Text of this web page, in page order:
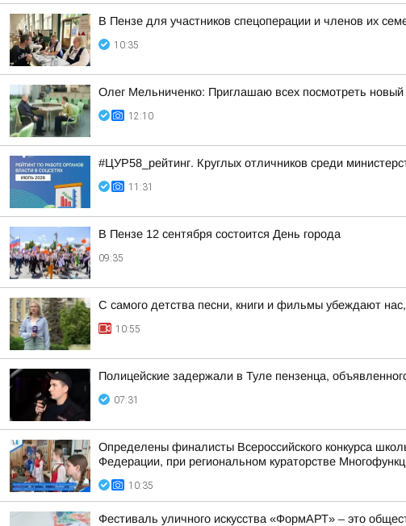
В Пензе для участников спецоперации и членов их
10:35
Олег Мельниченко: Приглашаю всех посмотреть
12:10
#ЦУР58_рейтинг. Круглых отличников среди
11:31
В Пензе 12 сентября состоится День города
09:35
С самого детства песни, книги и фильмы убеждают
10:55
Полицейские задержали в Туле пензенца,
07:31
Определены финалисты Всероссийского конкурса
Федерации, при региональном кураторстве
10:35
Фестиваль уличного искусства «ФормАРТ» – это